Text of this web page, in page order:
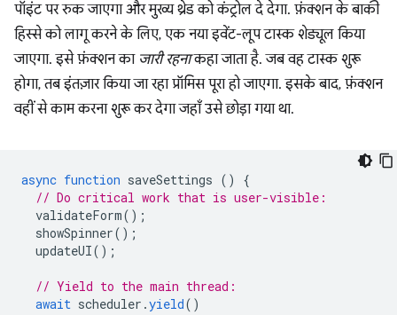
पॉइंट पर रुक जाएगा और मुख्य थ्रेड को कंट्रोल दे देगा. फ़ंक्शन के बाकी
हिस्से को लागू करने के लिए, एक नया इवेंट-लूप टास्क शेड्यूल किया
जाएगा. इसे फ़ंक्शन का जारी रहनाकहा जाता है. जब वह टास्क शुरू
होगा, तब इंतज़ार किया जा रहा प्रॉमिस पूरा हो जाएगा. इसके बाद, फ़ंक्शन
वहीं से काम करना शुरू कर देगा जहाँ उसे छोड़ा गया था.
async function saveSettings ()
{
// Do critical work that is user-visible:
validateForm();
showSpinner();
updateUI();
// Yield to the main thread:
await scheduler .yield()